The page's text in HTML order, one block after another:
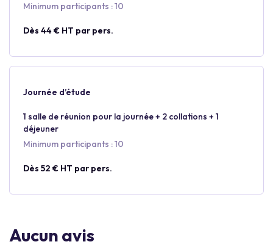
Minimum participants : 10
Dès 44 € HT par pers.
Journée d’étude
1 salle de réunion pour la journée + 2 collations + 1
déjeuner
Minimum participants : 10
Dès 52 € HT par pers.
Aucun avis